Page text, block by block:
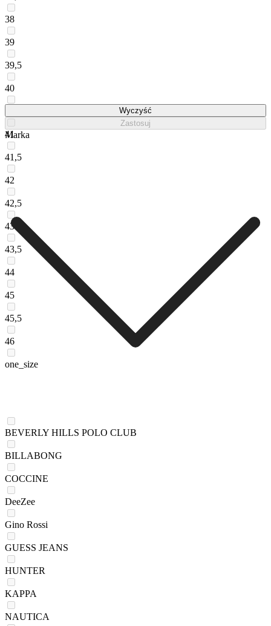
38
39
39,5
40
41
41,5
42
42,5
43
43,5
44
45
45,5
46
one_size
Wyczyść
Zastosuj
Marka
BEVERLY HILLS POLO CLUB
BILLABONG
COCCINE
DeeZee
Gino Rossi
GUESS JEANS
HUNTER
KAPPA
NAUTICA